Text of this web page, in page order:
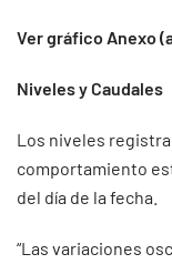
Ver gráfico Anexo
Niveles y Caudales
Los niveles
comportamiento
del día de la fecha.
“Las variaciones